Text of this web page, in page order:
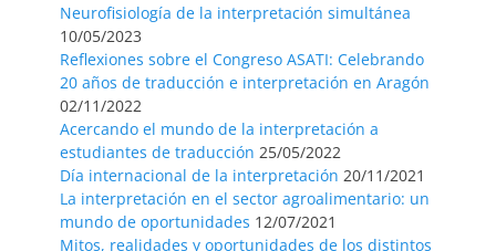
Neurofisiología de la interpretación simultánea
10/05/2023
Reflexiones sobre el Congreso ASATI: Celebrando
20 años de traducción e interpretación en Aragón
02/11/2022
Acercando el mundo de la interpretación a
estudiantes de traducción 25/05/2022
Día internacional de la interpretación 20/11/2021
La interpretación en el sector agroalimentario: un
mundo de oportunidades 12/07/2021
Mitos, realidades y oportunidades de los distintos